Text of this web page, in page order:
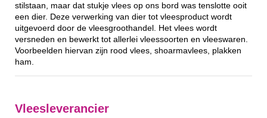
stilstaan, maar dat stukje vlees op ons bord was tenslotte ooit
een dier. Deze verwerking van dier tot vleesproduct wordt
uitgevoerd door de vleesgroothandel. Het vlees wordt
versneden en bewerkt tot allerlei vleessoorten en vleeswaren.
Voorbeelden hiervan zijn rood vlees, shoarmavlees, plakken
ham.
Vleesleverancier